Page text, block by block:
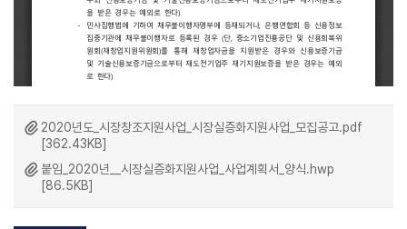
2020년도_시장창조지원사업_시장실증화지원사업_모집공고.pdf
[362.43KB]
붙임_2020년__시장실증화지원사업_사업계획서_양식.hwp
[86.5KB]